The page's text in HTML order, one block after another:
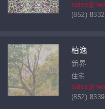
(852)
柏逸
新界
住宅
(852)